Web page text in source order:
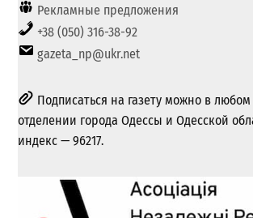
Рекламные предложения
+38 (050) 316-38-92
gazeta_np@ukr.net
Подписаться на газету можно в
отделении города Одессы и Одесской
индекс — 96217.